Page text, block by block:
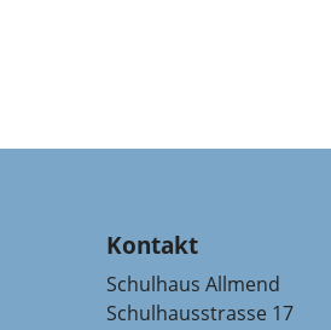
Kontakt
Schulhaus Allmend
Schulhausstrasse 17